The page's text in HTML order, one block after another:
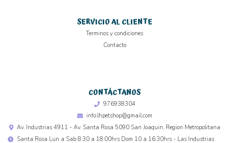
SERVICIO AL CLIENTE
Terminos y condiciones
Contacto
CONTÁCTANOS
976938304
info.lhpetshop@gmail.com
Av. Industrias 4911 - Av. Santa Rosa 5090 San Joaquin, Region Metropolitana
Santa Rosa Lun a Sab 8:30 a 18:00hrs Dom 10 a 16:30hrs - Las Industrias